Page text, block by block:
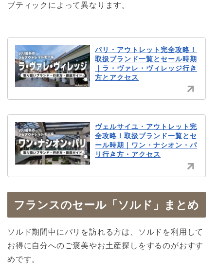
ブティックによって異なります。
パリ・アウトレット完全攻略！
取扱ブランド一覧とセール時期
｜ラ・ヴァレ・ヴィレッジ行き
方とアクセス
ヴェルサイユ・アウトレット完
全攻略！取扱ブランド一覧とセ
ール時期｜ワン・ナシオン・パ
リ行き方・アクセス
フランスのセール「ソルド」まとめ
ソルド期間中にパリを訪れる方は、ソルドを利用して
お得に自分へのご褒美やお土産探しをするのがおすす
めです。